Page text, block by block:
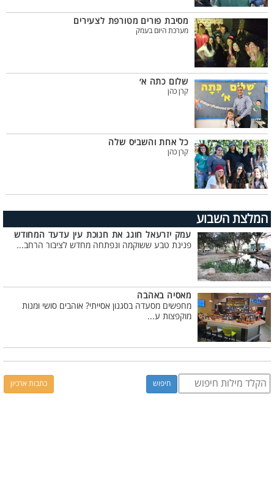
מסיבת פורים מטורפת לצעירים
מערכת היום בעמק
שלום כתה א׳
קרן כהן
כל אחת והשביס שלה
קרן כהן
המלצת השבוע
עמק יזרעאל חוגג את חנוכת עין עדעד המחודש
פנינת טבע ששוקמה ונפתחה מחדש לציבור הרחב...
מאסיה באהבה
מחפשים מסעדה בסגנון אסייתי? אוהבים סושי ומנות
מוקפצות ע...
כתבות ארכיון